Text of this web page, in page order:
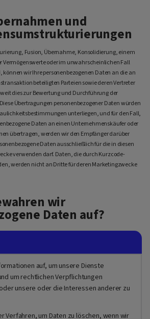
und
Fusion, Übernahme, Konsolidierung, einem
Vermögenswerte oder im unwahrscheinlichen Fall
können wir Ihre personenbezogenen Daten an die an
beteiligten Parteien sowie deren Vertreter
dies zur Bewertung und Durchführung der
Übertragungen personenbezogener Daten würden
unterliegen, und für den Fall,
Daten an einen Unternehmenskäufer oder
übertragen, werden wir den Empfänger darüber
Daten ausschließlich für die in diesen
verwenden darf. Daten, die durch Kurzcode-
werden nicht an Dritte für deren Marketingzwecke
wir
Daten auf?
auf, um unsere Dienste
um rechtlichen Verpflichtungen
unsere oder die Interessen anderer zu
Verfahren, um Daten zu löschen, wenn wir